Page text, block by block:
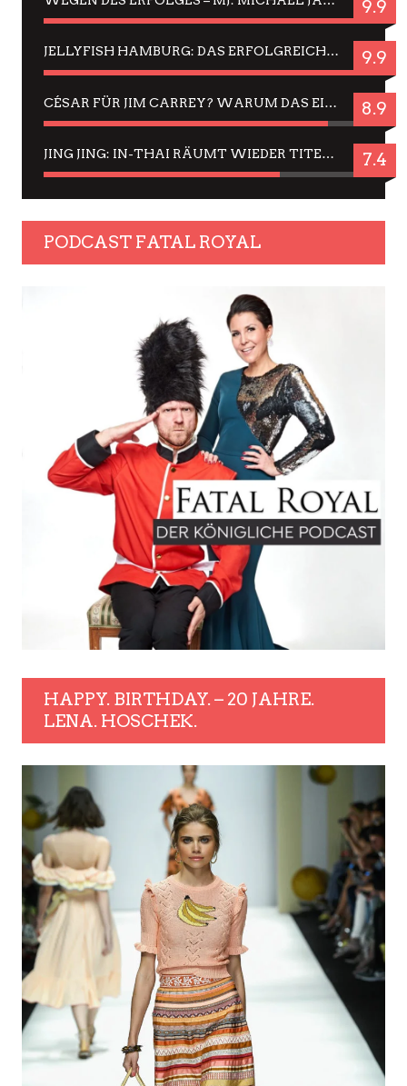
9.9
JELLYFISH HAMBURG: DAS ERFOLGREICHE SOMMER-MENÜ 2025 IN GEFÜHLEN UND BILDERN 9.9
CÉSAR FÜR JIM CARREY? WARUM DAS EINER DER NERVIGSTEN ACTORS IST UND BLEIBT 8.9
JING JING: IN-THAI RÄUMT WIEDER TITEL AB – EIN ZWEI-STUNDEN-ERLEBNISBERICHT 7.4
PODCAST FATAL ROYAL
HAPPY. BIRTHDAY. – 20 JAHRE.
LENA. HOSCHEK.